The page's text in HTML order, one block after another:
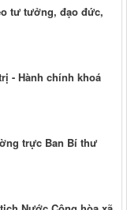
tư tưởng, đạo đức,
- Hành chính khoá
trực Ban Bí thư